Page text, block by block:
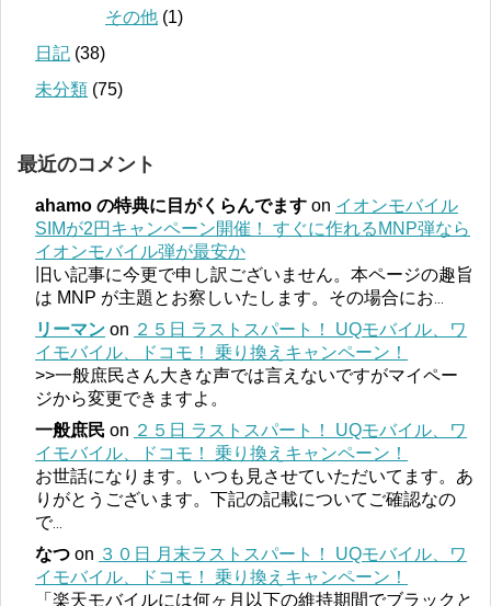
その他 (1)
日記 (38)
未分類 (75)
最近のコメント
ahamo の特典に目がくらんでます on イオンモバイル
SIMが2円キャンペーン開催！ すぐに作れるMNP弾なら
イオンモバイル弾が最安か
旧い記事に今更で申し訳ございません。本ページの趣旨
は MNP が主題とお察しいたします。その場合にお
リーマン on ２５日 ラストスパート！ UQモバイル、ワ
イモバイル、ドコモ！ 乗り換えキャンペーン！
>>一般庶民さん大きな声では言えないですがマイペー
ジから変更できますよ。
一般庶民 on ２５日 ラストスパート！ UQモバイル、ワ
イモバイル、ドコモ！ 乗り換えキャンペーン！
お世話になります。いつも見させていただいてます。あ
りがとうございます。下記の記載についてご確認なの
で...
なつ on ３０日 月末ラストスパート！ UQモバイル、ワ
イモバイル、ドコモ！ 乗り換えキャンペーン！
「楽天モバイルには何ヶ月以下の維持期間でブラックと